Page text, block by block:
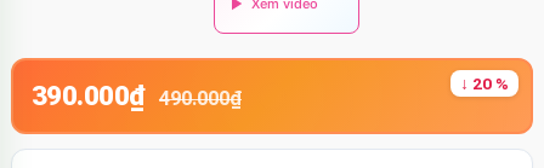
390.000₫ 490.000₫
↓ 20 %